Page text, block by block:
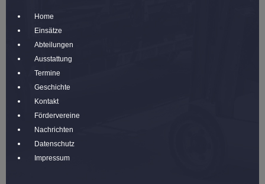
Home
Einsätze
Abteilungen
Ausstattung
Termine
Geschichte
Kontakt
Fördervereine
Nachrichten
Datenschutz
Impressum